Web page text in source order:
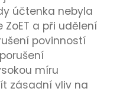
účtenka nebyla
a při udělení
povinností
míru
zásadní vliv na